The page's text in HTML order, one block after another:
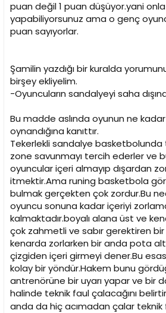
puan değil 1 puan düşüyor.yani
yapabiliyorsunuz ama o genç
puan sayıyorlar.
Şamilin yazdığı bir kuralda
birşey ekliyelim.
-Oyuncuların sandalyeyi saha
Bu madde aslında oyunun ne
oynandığına kanıttır.
Tekerlekli sandalye basketbolunda
zone savunmayı tercih ederler ve
oyuncular içeri almayıp dışardan
itmektir.Ama runing basketbola
bulmak gerçekten çok zordur.Bu
oyuncu sonuna kadar içeriyi
kalmaktadır.boyalı alana üst ve
çok zahmetli ve sabır gerektiren bir
kenarda zorlarken bir anda pota
çizgiden içeri girmeyi dener.Bu
kolay bir yöndür.Hakem bunu
antrenörüne bir uyarı yapar ve bir
halinde teknik faul çalacağını
anda da hiç acımadan çalar teknik